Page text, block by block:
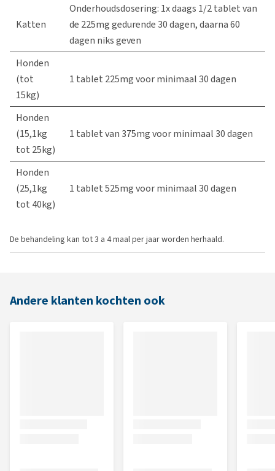
Katten
Onderhoudsdosering: 1x daags 1/2 tablet van
de 225mg gedurende 30 dagen, daarna 60
dagen niks geven
Honden
(tot
15kg)
1 tablet 225mg voor minimaal 30 dagen
Honden
(15,1kg
tot 25kg)
1 tablet van 375mg voor minimaal 30 dagen
Honden
(25,1kg
tot 40kg)
1 tablet 525mg voor minimaal 30 dagen
De behandeling kan tot 3 a 4 maal per jaar worden herhaald.
Andere klanten kochten ook